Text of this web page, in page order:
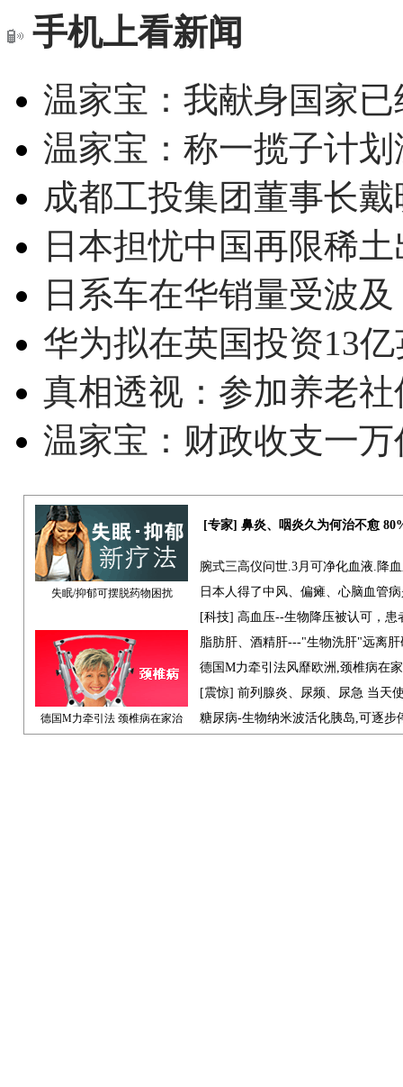
手机上看新闻
温家宝：我献身国家
温家宝：称一揽子计
成都工投集团董事长
日本担忧中国再限稀
日系车在华销量受波
华为拟在英国投资13
真相透视：参加养老
温家宝：财政收支一
失眠/抑郁可摆脱药物困扰
[专家] 鼻炎、咽炎久为何治不愈
腕式三高仪问世.3月可净化血液.降
日本人得了中风、偏瘫、心脑血管
[科技] 高血压--生物降压被认可，患
德国M力牵引法 颈椎病在家治
脂肪肝、酒精肝---"生物洗肝"远离肝
德国M力牵引法风靡欧洲,颈椎病在
[震惊] 前列腺炎、尿频、尿急 当天
糖尿病-生物纳米波活化胰岛,可逐步